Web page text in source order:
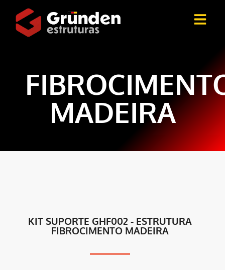
MADEIRA
KIT SUPORTE GHF002 - ESTRUTURA
FIBROCIMENTO MADEIRA